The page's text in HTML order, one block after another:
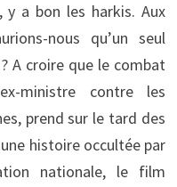
, y a bon les harkis. Aux
nous qu’un seul
A croire que le combat
ministre contre les
prend sur le tard des
histoire occultée par
nationale, le film